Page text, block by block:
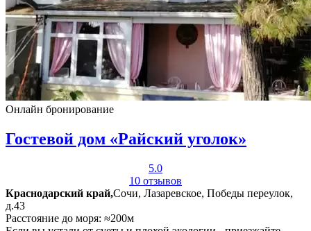
Онлайн бронирование
Гостевой дом «Райский уголок»
5.0
10 отзывов
Краснодарский край,Сочи, Лазаревское, Победы переулок,
д.43
Расстояние до моря: ≈200м